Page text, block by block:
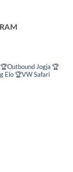
🏆Outbound Jogja 🏆
Elo🏆VW Safari